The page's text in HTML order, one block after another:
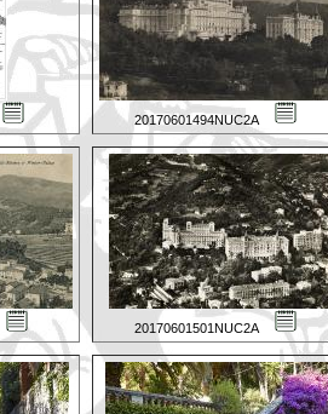
20170601494NUC2A
20170601501NUC2A